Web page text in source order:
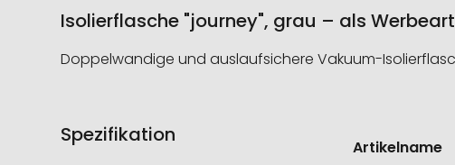
Isolierflasche "journey", grau – als
Doppelwandige und auslaufsichere Vakuum-
Spezifikation
Informationen
Artikelname